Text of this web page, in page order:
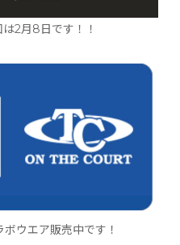
2月8日です！！
ウエア販売中です！